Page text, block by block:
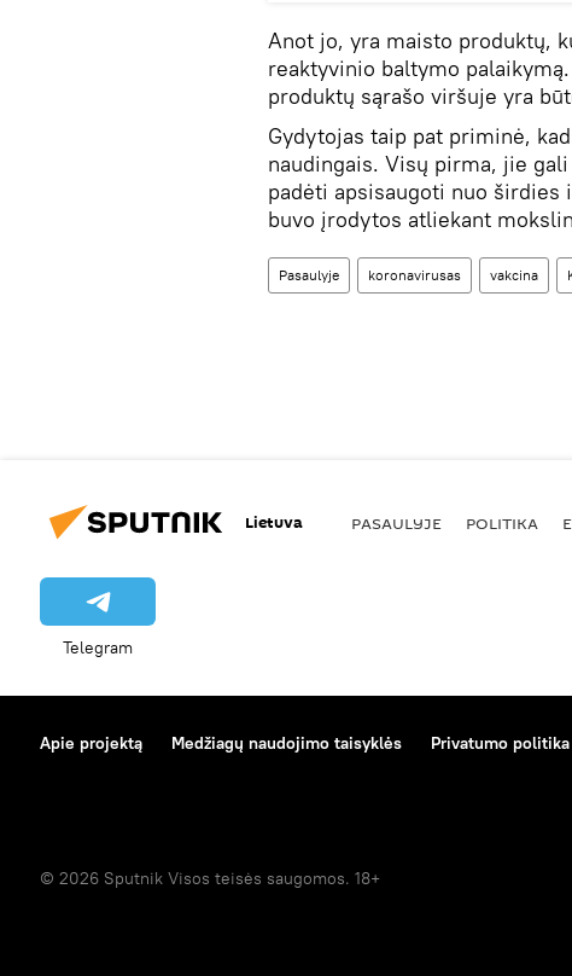
Anot jo, yra maisto produktų,
reaktyvinio baltymo
produktų sąrašo viršuje yra
Gydytojas taip pat priminė,
naudingais. Visų pirma, jie
padėti apsisaugoti nuo širdies
buvo įrodytos atliekant
Pasaulyje koronavirusas vakcina
Lietuva PASAULYJE POLITIKA
Telegram
Apie projektą Medžiagų naudojimo taisyklės Privatumo politika
© 2026 Sputnik Visos teisės saugomos. 18+